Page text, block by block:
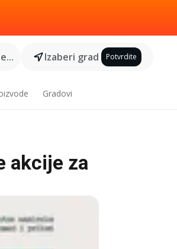
Izaberi grad Potvrdite
Gradovi
akcije za